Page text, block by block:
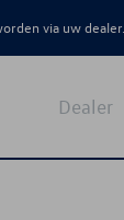
via uw dealer.
Dealer